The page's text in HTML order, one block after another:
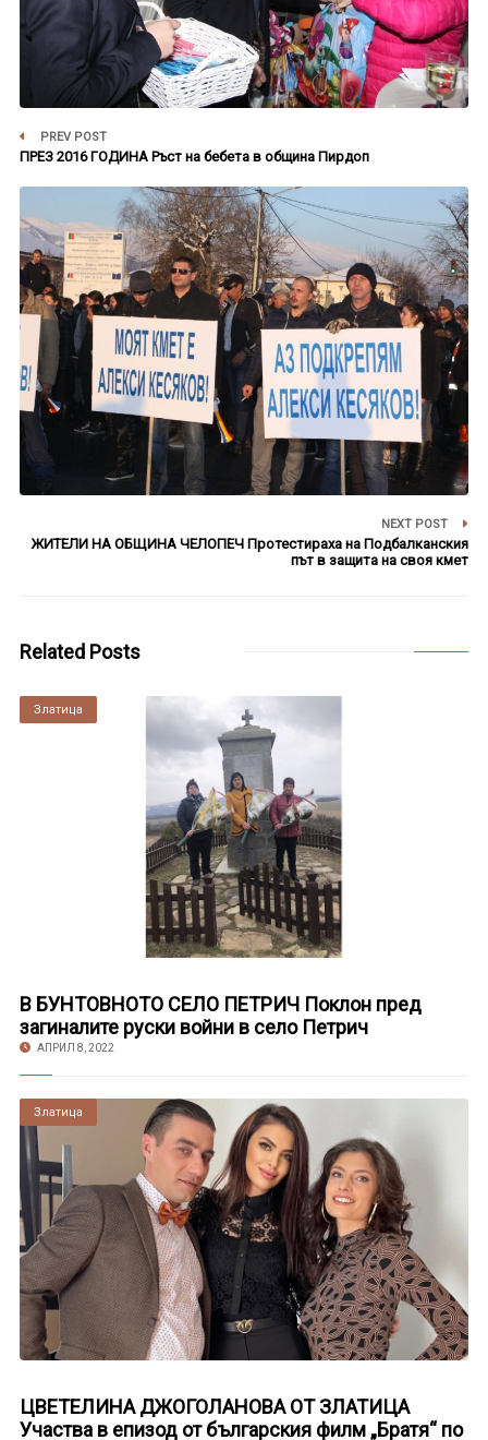
PREV POST
ПРЕЗ 2016 ГОДИНА Ръст на бебета в община Пирдоп
NEXT POST
ЖИТЕЛИ НА ОБЩИНА ЧЕЛОПЕЧ Протестираха на Подбалканския
път в защита на своя кмет
Related Posts
Златица
В БУНТОВНОТО СЕЛО ПЕТРИЧ Поклон пред
загиналите руски войни в село Петрич
АПРИЛ 8, 2022
Златица
ЦВЕТЕЛИНА ДЖОГОЛАНОВА ОТ ЗЛАТИЦА
Участва в епизод от българския филм „Братя“ по